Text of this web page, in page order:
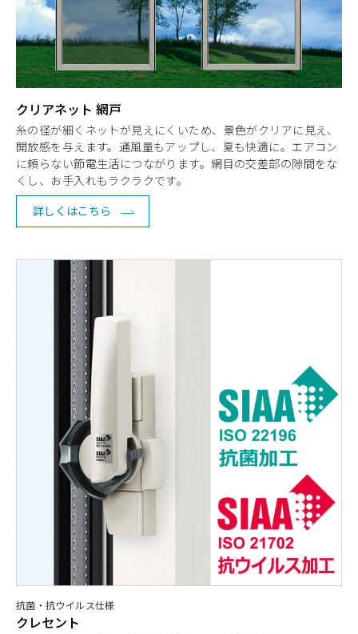
クリアネット 網戸
糸の径が細くネットが見えにくいため、景色がクリアに見え、
開放感を与えます。通風量もアップし、夏も快適に。エアコン
に頼らない節電生活につながります。網目の交差部の隙間をな
くし、お手入れもラクラクです。
詳しくはこちら
抗菌・抗ウイルス仕様
クレセント